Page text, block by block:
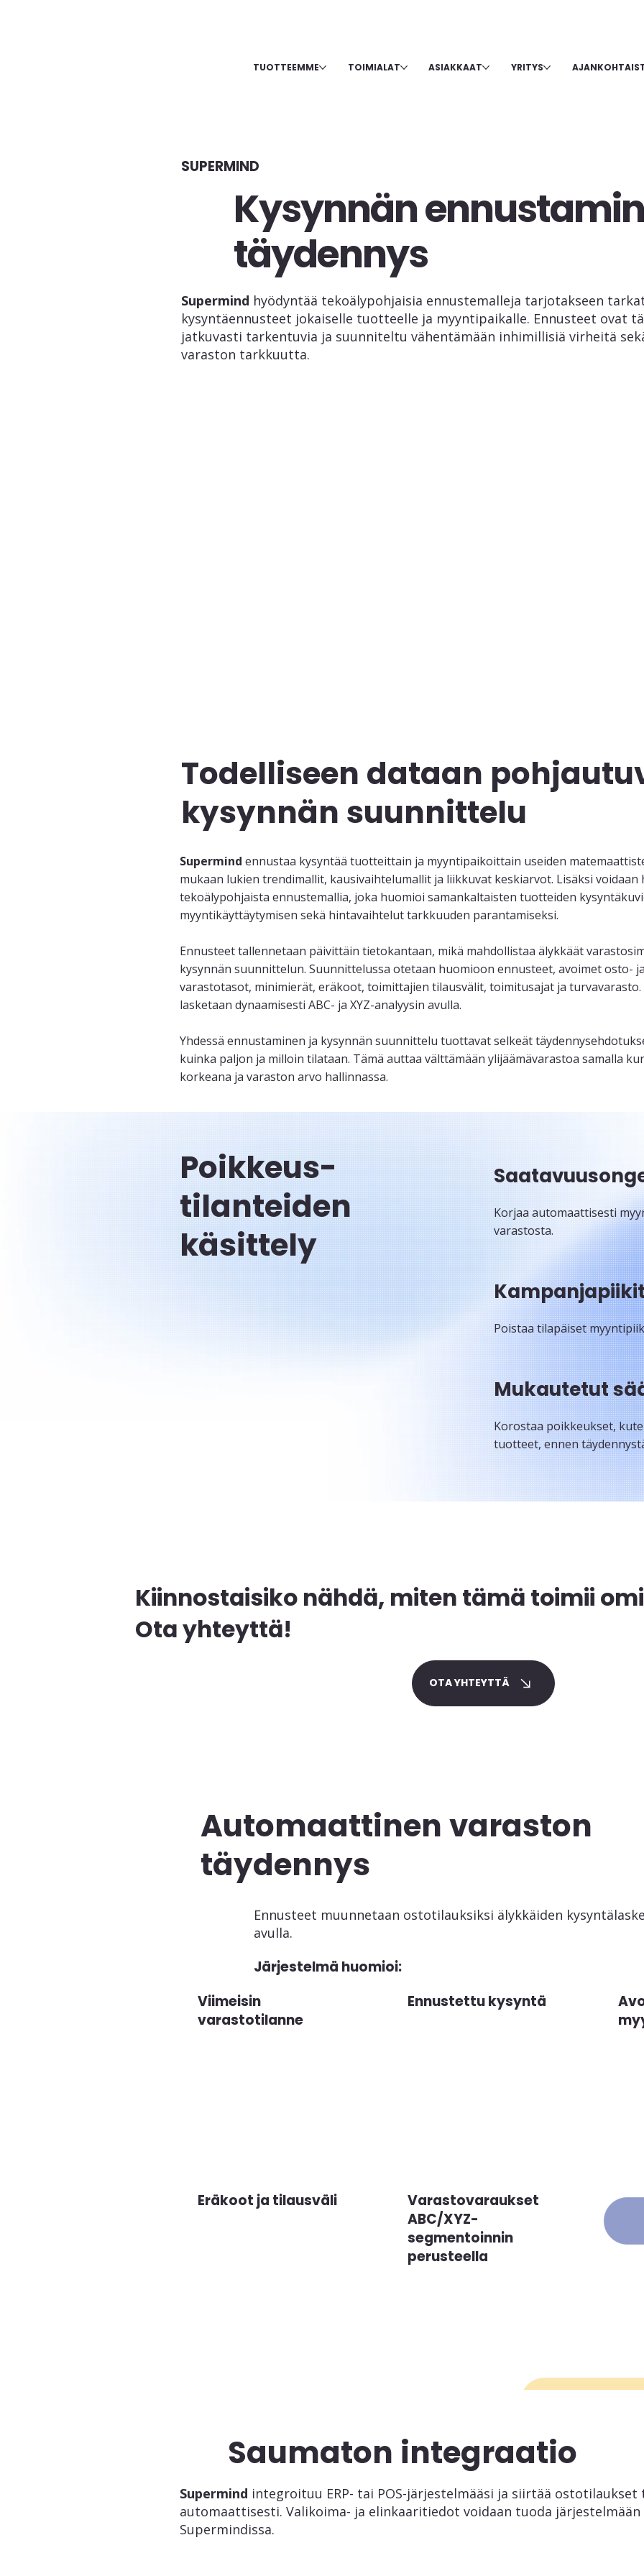
TUOTTEEMME TOIMIALAT ASIAKKAAT YRITYS
SUPERMIND
Kysynnän
täydennys
Supermind hyödyntää tekoälypohjaisia ennustemalleja tarjotakseen
kysyntäennusteet jokaiselle tuotteelle ja myyntipaikalle. Ennusteet ovat
jatkuvasti tarkentuvia ja suunniteltu vähentämään inhimillisiä virheitä
varaston tarkkuutta.
Todelliseen dataan
kysynnän suunnittelu
Supermind ennustaa kysyntää tuotteittain ja myyntipaikoittain useiden
mukaan lukien trendimallit, kausivaihtelumallit ja liikkuvat keskiarvot. Lisäksi voidaan
tekoälypohjaista ennustemallia, joka huomioi samankaltaisten tuotteiden
myyntikäyttäytymisen sekä hintavaihtelut tarkkuuden parantamiseksi.
Ennusteet tallennetaan päivittäin tietokantaan, mikä mahdollistaa älykkäät
kysynnän suunnittelun. Suunnittelussa otetaan huomioon ennusteet, avoimet osto-
varastotasot, minimierät, eräkoot, toimittajien tilausvälit, toimitusajat ja
lasketaan dynaamisesti ABC- ja XYZ-analyysin avulla.
Yhdessä ennustaminen ja kysynnän suunnittelu tuottavat selkeät
kuinka paljon ja milloin tilataan. Tämä auttaa välttämään ylijäämävarastoa samalla
korkeana ja varaston arvo hallinnassa.
Poikkeus-
tilanteiden
käsittely
Korjaa automaattisesti
varastosta.
Poistaa tilapäiset
Mukautetut
Korostaa poikkeukset,
tuotteet, ennen
Kiinnostaisiko nähdä, miten tämä toimii
Ota yhteyttä!
OTA YHTEYTTÄ
Automaattinen varaston
täydennys
Ennusteet muunnetaan ostotilauksiksi älykkäiden
avulla.
Järjestelmä huomioi:
Viimeisin
varastotilanne
Ennustettu kysyntä
Eräkoot ja tilausväli
Varastovaraukset
ABC/XYZ-
segmentoinnin
perusteella
Saumaton integraatio
Supermind integroituu ERP- tai POS-järjestelmääsi ja siirtää
automaattisesti. Valikoima- ja elinkaaritiedot voidaan tuoda
Supermindissa.